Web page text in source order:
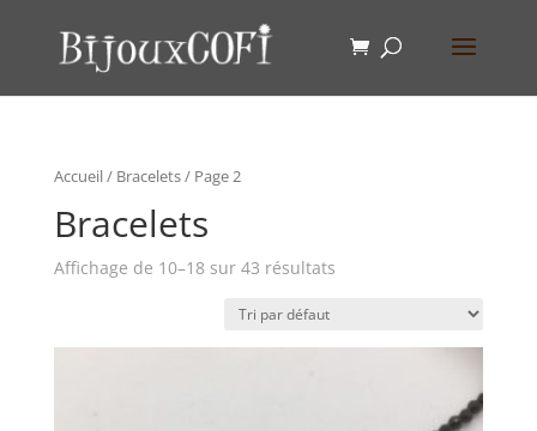
Accueil/ Bracelets/ Page 2
Bracelets
Affichage de 10–18 sur 43 résultats